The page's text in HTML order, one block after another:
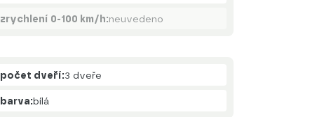
zrychlení 0-100 km/h:neuvedeno
počet dveří:3 dveře
barva:bílá